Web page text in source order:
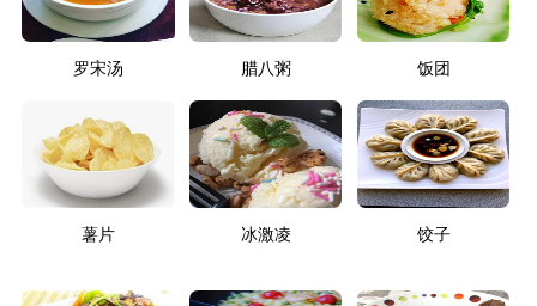
罗宋汤 腊八粥 饭团
薯片 冰激凌 饺子